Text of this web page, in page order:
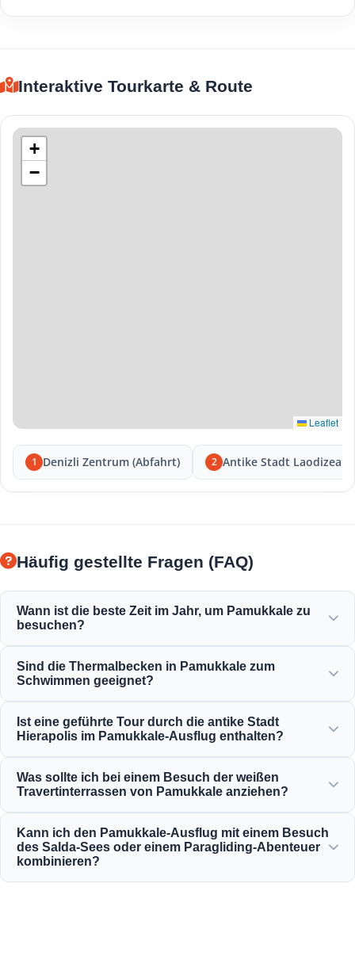
Interaktive Tourkarte & Route
+
−
Leaflet
1 Denizli Zentrum (Abfahrt) 2 Antike Stadt Laodizea
Häufig gestellte Fragen (FAQ)
Wann ist die beste Zeit im Jahr, um Pamukkale zu
besuchen?
Frühling (April-Juni) und der Herbst (September-November)
bieten das angenehmste Wetter, um die weißen Terrassen
Sind die Thermalbecken in Pamukkale zum
Schwimmen geeignet?
Antike Pool der Kleopatra sind reich an Mineralien und
werden auf einer perfekten, warmen und entspannenden
Ist eine geführte Tour durch die antike Stadt
Hierapolis im Pamukkale-Ausflug enthalten?
professionell geführte Tour durch Hierapolis, einschließlich
des antiken Theaters, der Nekropole und der historischen
Was sollte ich bei einem Besuch der weißen
Travertinterrassen von Pamukkale anziehen?
den weißen Travertinterrassen barfuß laufen. Tragen Sie
bequeme Wanderschuhe für den Besuch von Hierapolis
Kann ich den Pamukkale-Ausflug mit einem Besuch
des Salda-Sees oder einem Paragliding-Abenteuer
kombinieren?